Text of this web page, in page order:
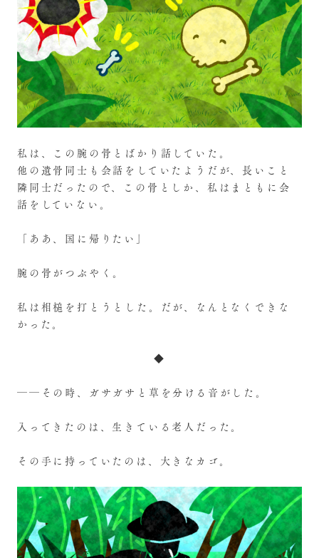
私は、この腕の骨とばかり話していた。
他の遺骨同士も会話をしていたようだが、長いこと
隣同士だったので、この骨としか、私はまともに会
話をしていない。
「ああ、国に帰りたい」
腕の骨がつぶやく。
私は相槌を打とうとした。だが、なんとなくできな
かった。
◆
――その時、ガサガサと草を分ける音がした。
入ってきたのは、生きている老人だった。
その手に持っていたのは、大きなカゴ。